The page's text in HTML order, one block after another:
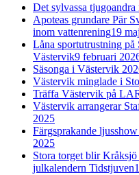
Det sylvassa tjugoandra
Apoteas grundare Pär
inom vattenrening19
Låna sportutrustning
Västervik9 februari
Säsonga i Västervik
Västervik minglade i
Träffa Västervik på
Västervik arrangerar
2025
Färgsprakande
2025
Stora torget blir
julkalendern Tidstjuven